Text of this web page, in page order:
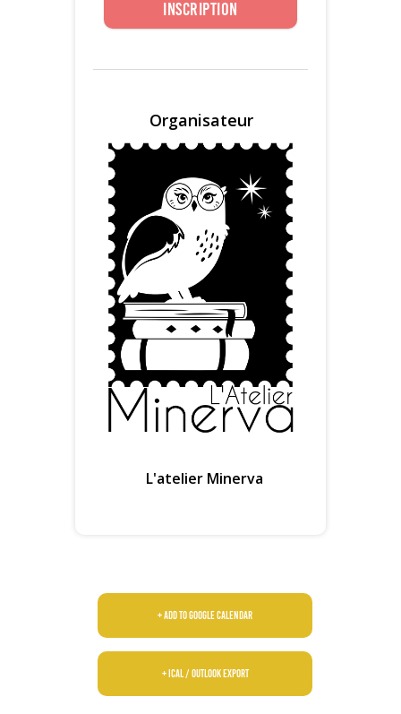
Inscription
Organisateur
L'atelier Minerva
+ Add to Google Calendar
+ iCal / Outlook export